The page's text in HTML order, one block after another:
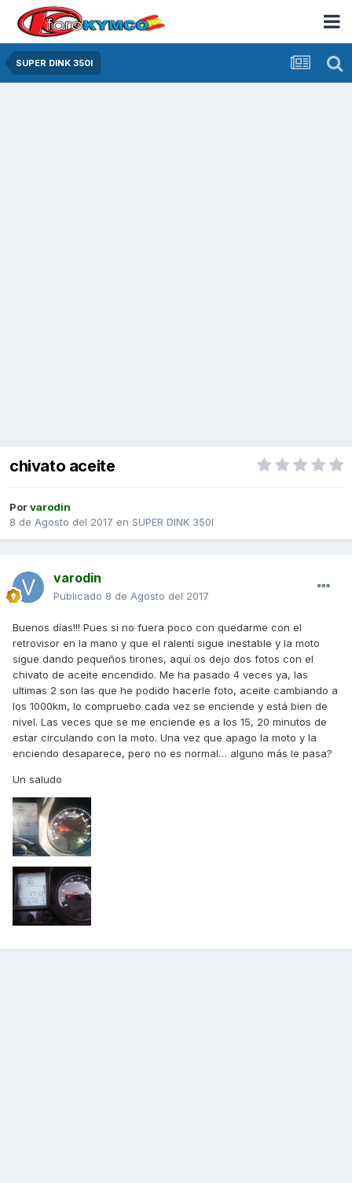
SUPER DINK 350I
chivato aceite
Porvarodin
8 de Agosto del 2017 en SUPER DINK 350I
varodin
Publicado 8 de Agosto del 2017
Buenos días!!! Pues si no fuera poco con quedarme con el
retrovisor en la mano y que el ralentí sigue inestable y la moto
sigue dando pequeños tirones, aquí os dejo dos fotos con el
chivato de aceite encendido. Me ha pasado 4 veces ya, las
ultimas 2 son las que he podido hacerle foto, aceite cambiando a
los 1000km, lo compruebo cada vez se enciende y está bien de
nivel. Las veces que se me enciende es a los 15, 20 minutos de
estar circulando con la moto. Una vez que apago la moto y la
enciendo desaparece, pero no es normal… alguno más le pasa?
Un saludo